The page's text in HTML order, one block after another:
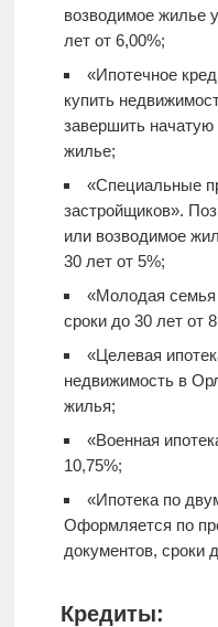
возводимое жилье
лет от 6,00%;
«Ипотечное
купить
завершить начатую
жилье;
«Специальные
застройщиков».
или возводимое
30 лет от 5%;
«Молодая семья
сроки до 30 лет от
«Целевая
недвижимость в
жилья;
«Военная
10,75%;
«Ипотека по
Оформляется по
документов, сроки
Кредиты: